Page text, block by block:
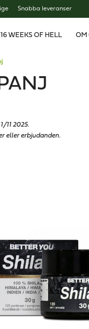
Snabba leveranser
16 WEEKS OF HELL OM
11 2025.
eller erbjudanden.